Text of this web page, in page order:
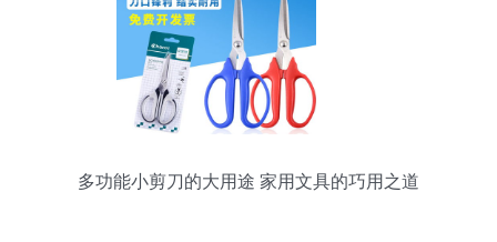
多功能小剪刀的大用途 家用文具的巧用之道